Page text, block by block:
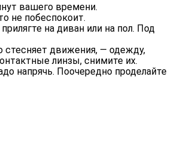
вашего времени.
не побеспокоит.
на диван или на пол. Под
стесняет движения, — одежду,
линзы, снимите их.
напрячь. Поочередно проделайте